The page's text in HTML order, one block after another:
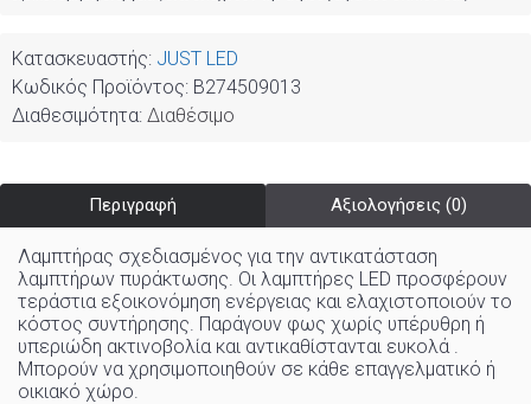
Κατασκευαστής: JUST LED
Κωδικός Προϊόντος: B274509013
Διαθεσιμότητα: Διαθέσιμο
Περιγραφή Αξιολογήσεις (0)
Λαμπτήρας σχεδιασμένος για την αντικατάσταση
λαμπτήρων πυράκτωσης. Οι λαμπτήρες LED προσφέρουν
τεράστια εξοικονόμηση ενέργειας και ελαχιστοποιούν το
κόστος συντήρησης. Παράγουν φως χωρίς υπέρυθρη ή
υπεριώδη ακτινοβολία και αντικαθίστανται ευκολά .
Μπορούν να χρησιμοποιηθούν σε κάθε επαγγελματικό ή
οικιακό χώρo.